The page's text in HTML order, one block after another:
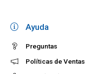
Ayuda
Preguntas
Políticas de Ventas